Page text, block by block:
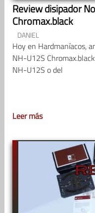
Review disipador
Chromax.black
DANIEL
Hoy en Hardmaníacos,
NH-U12S
NH-U12S o del
Leer más